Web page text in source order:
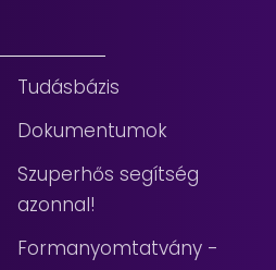
Tudásbázis
Dokumentumok
Szuperhős segítség
azonnal!
Formanyomtatvány -